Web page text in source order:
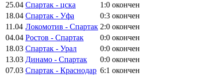
25.04 Спартак - цска 1:0 окончен
18.04 Спартак - Уфа 0:3 окончен
11.04 Локомотив - Спартак 2:0 окончен
04.04 Ростов - Спартак 0:0 окончен
18.03 Спартак - Урал 0:0 окончен
13.03 Динамо - Спартак 0:0 окончен
07.03 Спартак - Краснодар 6:1 окончен